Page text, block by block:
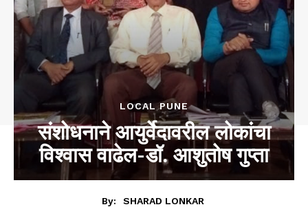
LOCAL PUNE
संशोधनाने आयुर्वेदावरील लोकांचा
विश्वास वाढेल-डॉ. आशुतोष गुप्ता
By:
SHARAD LONKAR